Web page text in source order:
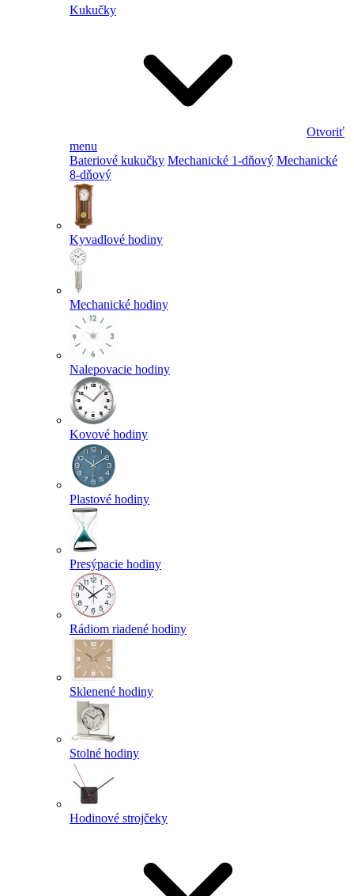
Kukučky
Otvoriť
menu
Bateriové kukučky Mechanické 1-dňový Mechanické
8-dňový
Kyvadlové hodiny
Mechanické hodiny
Nalepovacie hodiny
Kovové hodiny
Plastové hodiny
Presýpacie hodiny
Rádiom riadené hodiny
Sklenené hodiny
Stolné hodiny
Hodinové strojčeky